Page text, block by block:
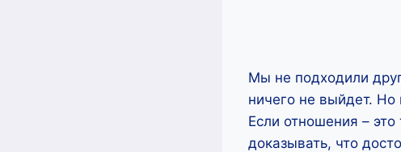
Мы не подходили
ничего не выйдет. Но
Если отношения –
доказывать, что